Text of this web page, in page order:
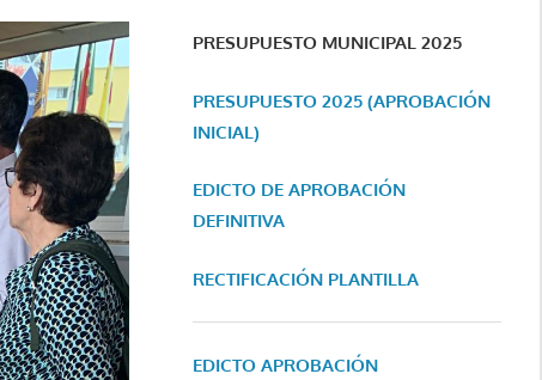
PRESUPUESTO MUNICIPAL 2025
PRESUPUESTO 2025 (APROBACIÓN
INICIAL)
EDICTO DE APROBACIÓN
DEFINITIVA
RECTIFICACIÓN PLANTILLA
EDICTO APROBACIÓN